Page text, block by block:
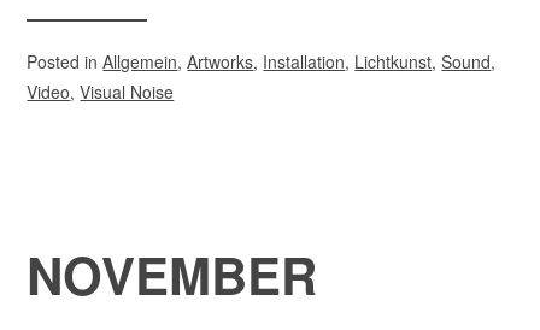
Posted inAllgemein,Artworks, Installation, Lichtkunst,Sound,
Video,Visual Noise
NOVEMBER